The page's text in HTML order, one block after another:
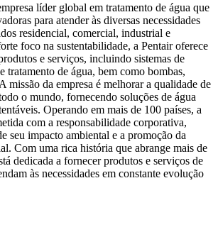
líder global em tratamento de água que
para atender às diversas necessidades
residencial, comercial, industrial e
foco na sustentabilidade, a Pentair oferece
e serviços, incluindo sistemas de
tratamento de água, bem como bombas,
missão da empresa é melhorar a qualidade de
o mundo, fornecendo soluções de água
Operando em mais de 100 países, a
com a responsabilidade corporativa,
seu impacto ambiental e a promoção da
Com uma rica história que abrange mais de
dedicada a fornecer produtos e serviços de
às necessidades em constante evolução